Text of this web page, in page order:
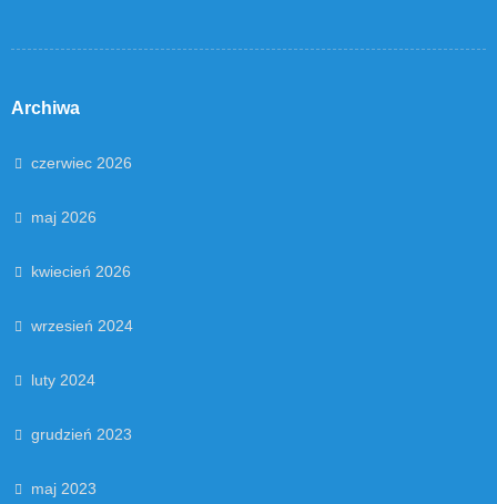
Archiwa
czerwiec 2026
maj 2026
kwiecień 2026
wrzesień 2024
luty 2024
grudzień 2023
maj 2023